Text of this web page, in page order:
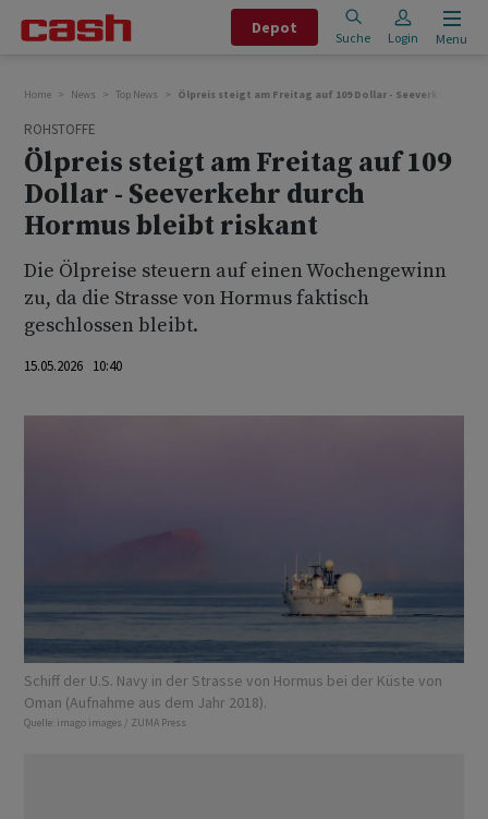
Depot
Suche Login Menu
Home News Top News Ölpreis steigt am Freitag auf 109 Dollar - Seeverkehr
ROHSTOFFE
Ölpreis steigt am Freitag auf 109
Dollar - Seeverkehr durch
Hormus bleibt riskant
Die Ölpreise steuern auf einen Wochengewinn
zu, da die Strasse von Hormus faktisch
geschlossen bleibt.
15.05.2026 10:40
Schiff der U.S. Navy in der Strasse von Hormus bei der Küste von
Oman (Aufnahme aus dem Jahr 2018).
Quelle: imago images / ZUMA Press